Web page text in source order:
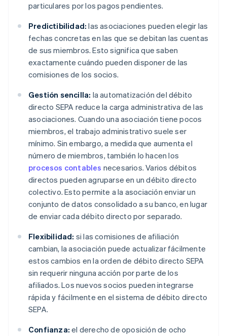
particulares por los pagos pendientes.
Predictibilidad: las asociaciones pueden elegir las
fechas concretas en las que se debitan las cuentas
de sus miembros. Esto significa que saben
exactamente cuándo pueden disponer de las
comisiones de los socios.
Gestión sencilla: la automatización del débito
directo SEPA reduce la carga administrativa de las
asociaciones. Cuando una asociación tiene pocos
miembros, el trabajo administrativo suele ser
mínimo. Sin embargo, a medida que aumenta el
número de miembros, también lo hacen los
procesos contables necesarios. Varios débitos
directos pueden agruparse en un débito directo
colectivo. Esto permite a la asociación enviar un
conjunto de datos consolidado a su banco, en lugar
de enviar cada débito directo por separado.
Flexibilidad: si las comisiones de afiliación
cambian, la asociación puede actualizar fácilmente
estos cambios en la orden de débito directo SEPA
sin requerir ninguna acción por parte de los
afiliados. Los nuevos socios pueden integrarse
rápida y fácilmente en el sistema de débito directo
SEPA.
Confianza: el derecho de oposición de ocho